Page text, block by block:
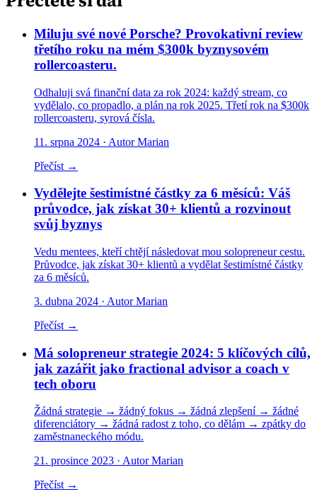
Miluju své nové Porsche? Provokativní review
třetího roku na mém $300k byznysovém
rollercoasteru.
Odhaluji svá finanční data za rok 2024: každý stream, co
vydělalo, co propadlo, a plán na rok 2025. Třetí rok na $300k
rollercoasteru, syrová čísla.
11. srpna 2024 · Autor Marian
Přečíst →
Vydělejte šestimístné částky za 6 měsíců: Váš
průvodce, jak získat 30+ klientů a rozvinout
svůj byznys
Vedu mentees, kteří chtějí následovat mou solopreneur cestu.
Průvodce, jak získat 30+ klientů a vydělat šestimístné částky
za 6 měsíců.
3. dubna 2024 · Autor Marian
Přečíst →
Má solopreneur strategie 2024: 5 klíčových cílů,
jak zazářit jako fractional advisor a coach v
tech oboru
Žádná strategie → žádný fokus → žádná zlepšení → žádné
diferenciátory → žádná radost z toho, co dělám → zpátky do
zaměstnaneckého módu.
21. prosince 2023 · Autor Marian
Přečíst →